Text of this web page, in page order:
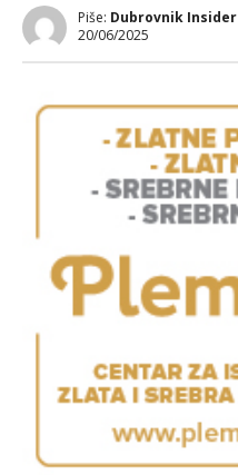
Piše: Dubrovnik Insider
20/06/2025